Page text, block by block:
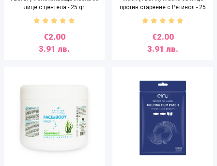
лице с центела - 25 gr.
€2.00
3.91 лв.
против стареене с Ретинол - 25
gr.
€2.00
3.91 лв.